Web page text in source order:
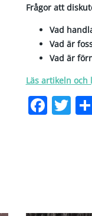
Frågor att
Vad
Vad är
Vad är
Läs artikeln och